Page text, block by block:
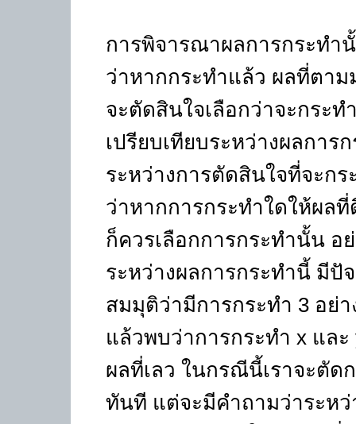
การพิจารณาผลการกระทำ
ว่าหากกระทำแล้ว ผลที่ตา
จะตัดสินใจเลือกว่าจะกระ
เปรียบเทียบระหว่างผลการ
ระหว่างการตัดสินใจที่จะก
ว่าหากการกระทำใดให้ผล
ก็ควรเลือกการกระทำนั้น อ
ระหว่างผลการกระทำนี้ มี
สมมุติว่ามีการกระทำ 3 อย่
แล้วพบว่าการกระทำ x แล
ผลที่เลว ในกรณีนี้เราจะตัด
ทันที แต่จะมีคำถามว่าระหว่